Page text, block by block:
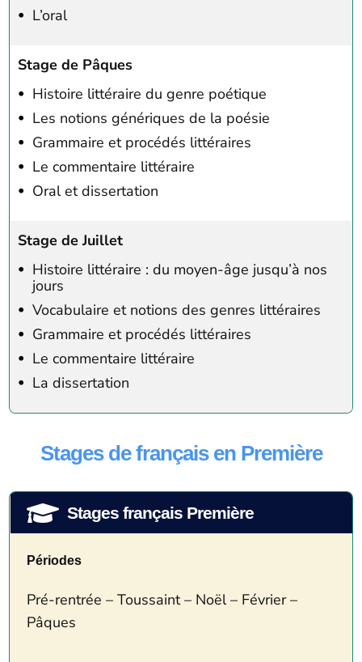
L’oral
Stage de Pâques
Histoire littéraire du genre poétique
Les notions génériques de la poésie
Grammaire et procédés littéraires
Le commentaire littéraire
Oral et dissertation
Stage de Juillet
Histoire littéraire : du moyen-âge jusqu’à nos
jours
Vocabulaire et notions des genres littéraires
Grammaire et procédés littéraires
Le commentaire littéraire
La dissertation
Stages de français en Première
 Stages français Première
Périodes
Pré-rentrée – Toussaint – Noël – Février –
Pâques